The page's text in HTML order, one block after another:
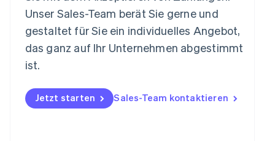
Unser Sales-Team berät Sie gerne und
gestaltet für Sie ein individuelles Angebot,
das ganz auf Ihr Unternehmen abgestimmt
ist.
Jetzt starten Sales-Team kontaktieren
Niederlande
Norwegen
English
Polen
English
Portugal